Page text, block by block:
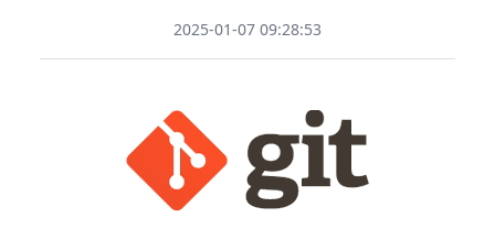
2025-01-07 09:28:53